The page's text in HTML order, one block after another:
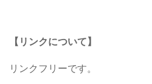
【リンクについて】
リンクフリーです。